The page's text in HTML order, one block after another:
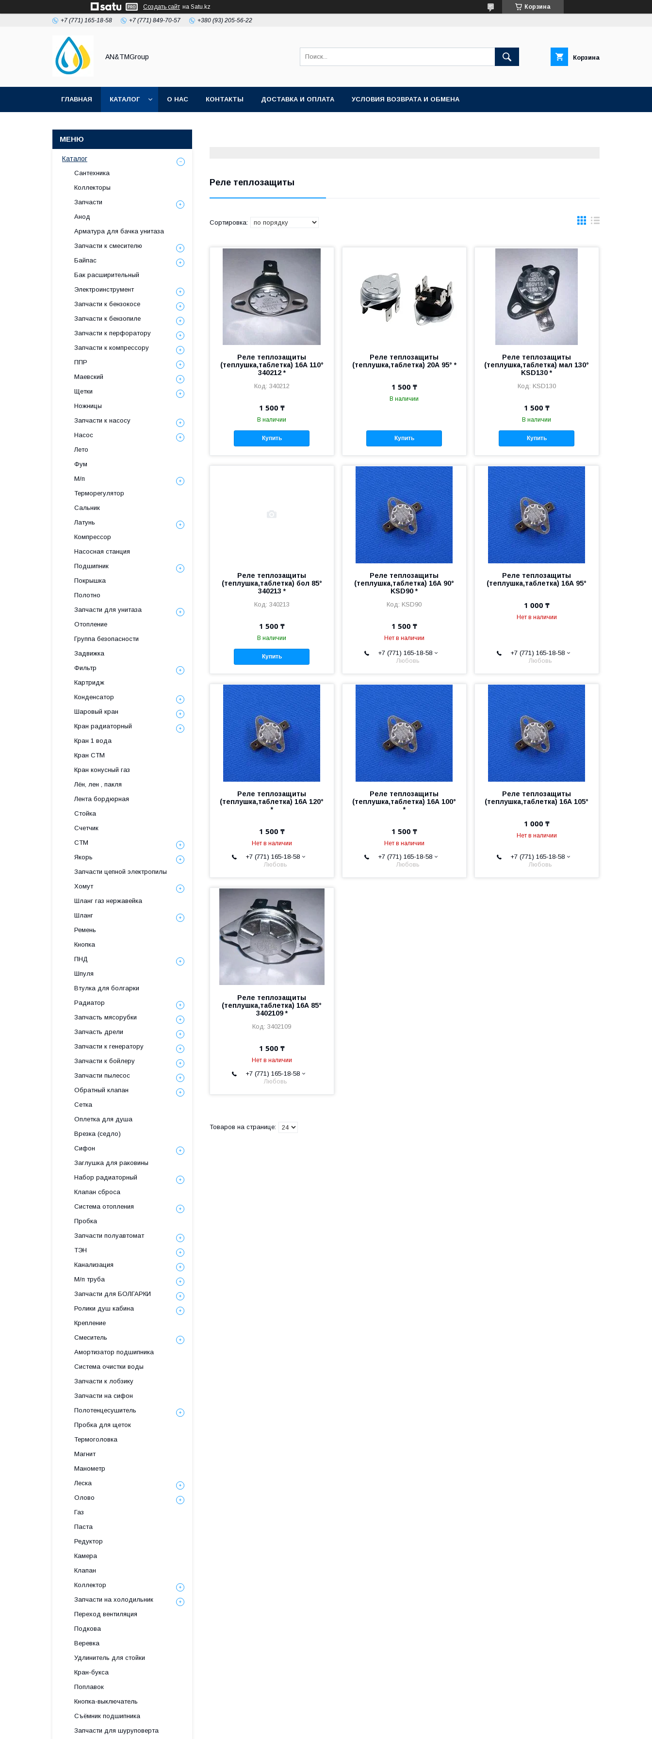
Создать сайт на Satu.kz Корзина
+7 (771) 165-18-58 +7 (771) 849-70-57 +380 (93) 205-56-22
AN&TMGroup Корзина
ГЛАВНАЯ КАТАЛОГ О НАС КОНТАКТЫ ДОСТАВКА И ОПЛАТА УСЛОВИЯ ВОЗВРАТА И ОБМЕНА
Реле теплозащиты
Реле теплозащиты
(теплушка,таблетка) 16А 110°
340212 *
340212
1 500 ₸
В наличии
Купить
Реле теплозащиты
(теплушка,таблетка) 20А 95° *
1 500 ₸
В наличии
Купить
Реле теплозащиты
(теплушка,таблетка) мал 130°
KSD130 *
KSD130
1 500 ₸
В наличии
Купить
Реле теплозащиты
(теплушка,таблетка) бол 85°
340213 *
340213
1 500 ₸
В наличии
Купить
Реле теплозащиты
(теплушка,таблетка) 16А 90°
KSD90 *
KSD90
1 500 ₸
Нет в наличии
+7 (771) 165-18-58
Любовь
Реле теплозащиты
(теплушка,таблетка) 16А 95°
1 000 ₸
Нет в наличии
+7 (771) 165-18-58
Любовь
Реле теплозащиты
(теплушка,таблетка) 16А 120°
*
1 500 ₸
Нет в наличии
+7 (771) 165-18-58
Любовь
Реле теплозащиты
(теплушка,таблетка) 16А 100°
*
1 500 ₸
Нет в наличии
+7 (771) 165-18-58
Любовь
Реле теплозащиты
(теплушка,таблетка) 16А 105°
1 000 ₸
Нет в наличии
+7 (771) 165-18-58
Любовь
Реле теплозащиты
(теплушка,таблетка) 16А 85°
3402109 *
3402109
1 500 ₸
Нет в наличии
+7 (771) 165-18-58
Любовь
Каталог
Сантехника
Коллекторы
Запчасти
Анод
Арматура для бачка унитаза
Запчасти к смесителю
Байпас
Бак расширительный
Электроинструмент
Запчасти к бензокосе
Запчасти к бензопиле
Запчасти к перфоратору
Запчасти к компрессору
ППР
Маевский
Щетки
Ножницы
Запчасти к насосу
Насос
Лето
Фум
М/п
Терморегулятор
Сальник
Латунь
Компрессор
Насосная станция
Подшипник
Покрышка
Полотно
Запчасти для унитаза
Отопление
Группа безопасности
Задвижка
Фильтр
Картридж
Конденсатор
Шаровый кран
Кран радиаторный
Кран 1 вода
Кран СТМ
Кран конусный газ
Лён, лен , пакля
Лента бордюрная
Стойка
Счетчик
СТМ
Якорь
Запчасти цепной электропилы
Хомут
Шланг газ нержавейка
Шланг
Ремень
Кнопка
ПНД
Шпуля
Втулка для болгарки
Радиатор
Запчасть мясорубки
Запчасть дрели
Запчасти к генератору
Запчасти к бойлеру
Запчасти пылесос
Обратный клапан
Сетка
Оплетка для душа
Врезка (седло)
Сифон
Заглушка для раковины
Набор радиаторный
Клапан сброса
Система отопления
Пробка
Запчасти полуавтомат
ТЭН
Канализация
М/п труба
Запчасти для БОЛГАРКИ
Ролики душ кабина
Крепление
Смеситель
Амортизатор подшипника
Система очистки воды
Запчасти к лобзику
Запчасти на сифон
Полотенцесушитель
Пробка для щеток
Термоголовка
Магнит
Манометр
Леска
Олово
Газ
Паста
Редуктор
Камера
Клапан
Коллектор
Запчасти на холодильник
Переход вентиляция
Подкова
Веревка
Удлинитель для стойки
Кран-букса
Поплавок
Кнопка-выключатель
Съёмник подшипника
Запчасти для шуруповерта